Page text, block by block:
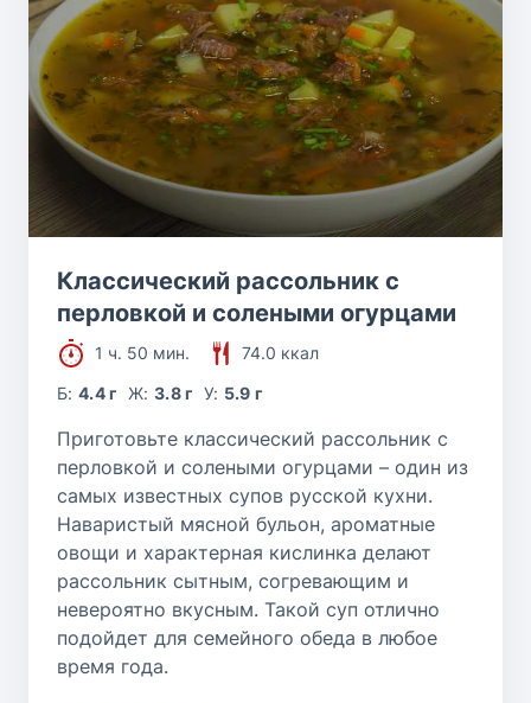
Классический рассольник с
перловкой и солеными огурцами
1 ч. 50 мин.
74.0 ккал
Б:4.4 г Ж: 3.8 г У: 5.9 г
Приготовьте классический рассольник с
перловкой и солеными огурцами – один из
самых известных супов русской кухни.
Наваристый мясной бульон, ароматные
овощи и характерная кислинка делают
рассольник сытным, согревающим и
невероятно вкусным. Такой суп отлично
подойдет для семейного обеда в любое
время года.